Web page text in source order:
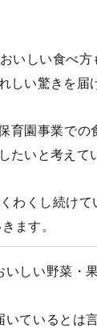
いしい食べ
しい驚きを届
育園事業で
たいと考えて
わくし続け
ます。
しい野菜・
いているとは